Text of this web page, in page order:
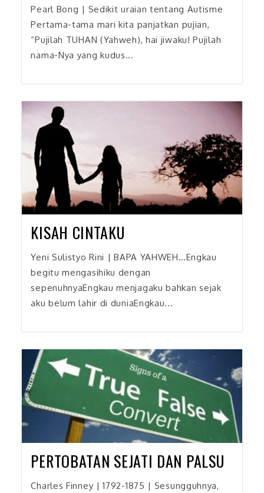
Pearl Bong | Sedikit uraian tentang Autisme
Pertama-tama mari kita panjatkan pujian,
“Pujilah TUHAN (Yahweh), hai jiwaku! Pujilah
nama-Nya yang kudus...
KISAH CINTAKU
Yeni Sulistyo Rini | BAPA YAHWEH…Engkau
begitu mengasihiku dengan
sepenuhnyaEngkau menjagaku bahkan sejak
aku belum lahir di duniaEngkau...
PERTOBATAN SEJATI DAN PALSU
Charles Finney | 1792-1875 | Sesungguhnya,